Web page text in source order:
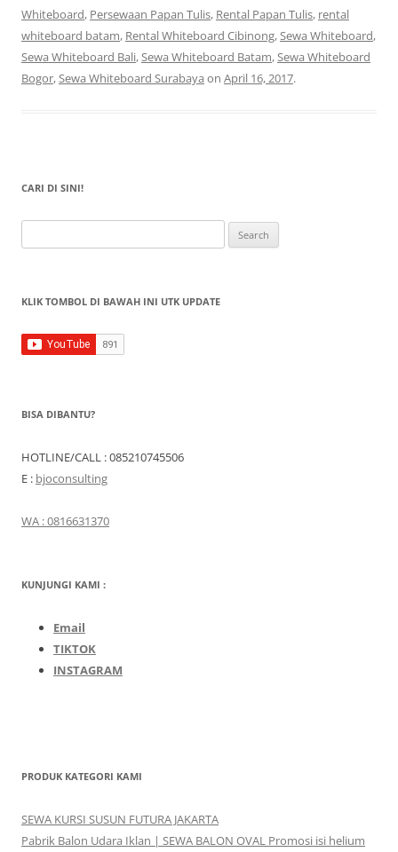
Whiteboard, Persewaan Papan Tulis, Rental Papan Tulis, rental
whiteboard batam, Rental Whiteboard Cibinong,Sewa Whiteboard,
Sewa Whiteboard Bali,Sewa Whiteboard Batam,Sewa Whiteboard
Bogor,Sewa Whiteboard Surabaya on April 16, 2017.
CARI DI SINI!
for:
KLIK TOMBOL DI BAWAH INI UTK UPDATE
BISA DIBANTU?
HOTLINE/CALL : 085210745506
E : bjoconsulting
WA : 0816631370
KUNJUNGI KAMI :
Email
TIKTOK
INSTAGRAM
PRODUK KATEGORI KAMI
SEWA KURSI SUSUN FUTURA JAKARTA
Pabrik Balon Udara Iklan | SEWA BALON OVAL Promosi isi helium